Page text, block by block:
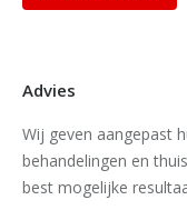
Advies
Wij geven aangepast
behandelingen en
best mogelijke